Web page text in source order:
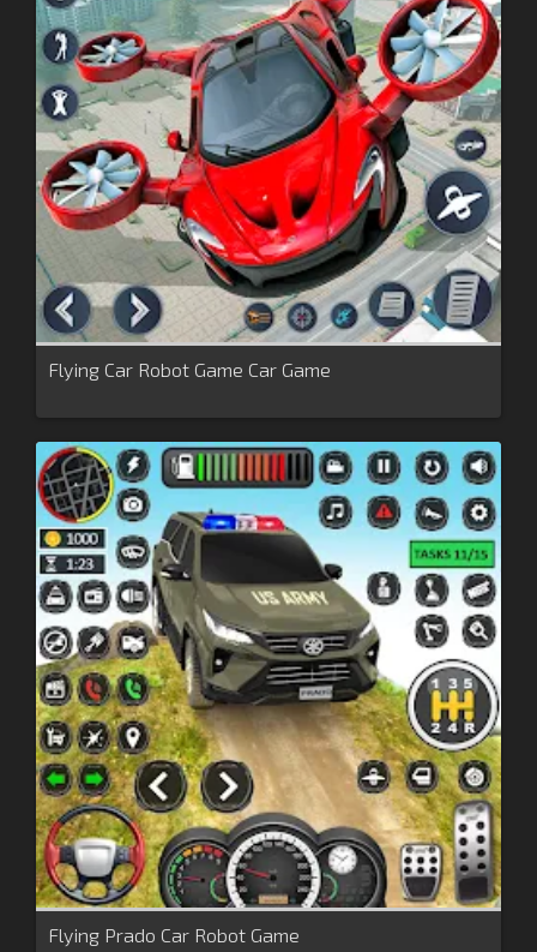
Flying Car Robot Game Car Game
Flying Prado Car Robot Game